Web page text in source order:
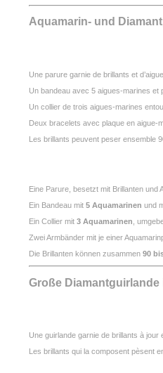
Aquamarin- und
Une parure garnie de brillants et
Un bandeau avec 5 aigues-marines et
Un collier de trois aigues-marines
Deux bracelets avec plaque en aigue-
Les brillants peuvent peser ensemble
Eine Parure, besetzt mit Brillanten und
Ein Bandeau mit 5 Aquamarinen und
Ein Collier mit 3 Aquamarinen ,
Zwei Armbänder mit je einer
Die Brillanten können zusammen 90
Große
Une guirlande garnie de brillants à jour
Les brillants qui la composent pèsent